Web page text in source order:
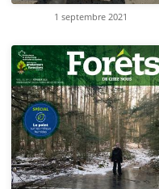
1 septembre 2021